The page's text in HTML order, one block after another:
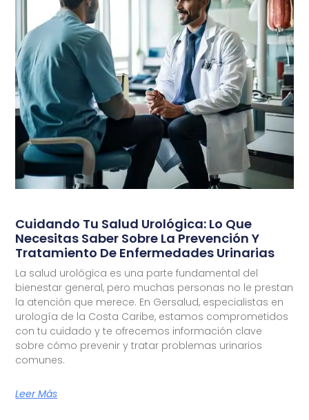
Cuidando Tu Salud Urológica: Lo Que
Necesitas Saber Sobre La Prevención Y
Tratamiento De Enfermedades Urinarias
La salud urológica es una parte fundamental del
bienestar general, pero muchas personas no le prestan
la atención que merece. En Gersalud, especialistas en
urología de la Costa Caribe, estamos comprometidos
con tu cuidado y te ofrecemos información clave
sobre cómo prevenir y tratar problemas urinarios
comunes.
Leer Más